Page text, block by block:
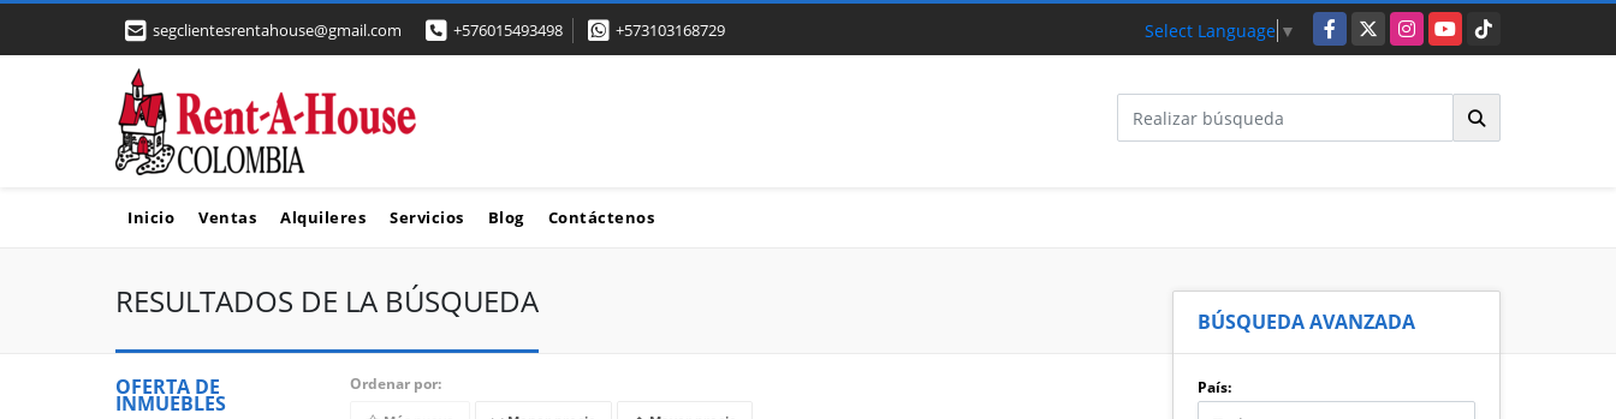
segclientesrentahouse@gmail.com +576015493498 +573103168729 Select Language ▼ Facebook
X InstagramYouTubeTikTok
Inicio Ventas Alquileres Servicios Blog Contáctenos
RESULTADOS DE LA BÚSQUEDA
OFERTA DE
INMUEBLES
Ordenar por:
BÚSQUEDA AVANZADA
País: